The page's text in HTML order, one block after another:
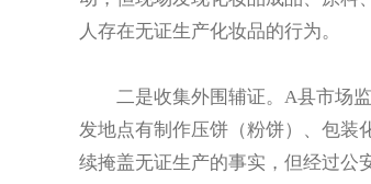
人存在无证生产化妆品的行为。
二是收集外围辅证。A县市场
发地点有制作压饼（粉饼）、包装
续掩盖无证生产的事实，但经过公